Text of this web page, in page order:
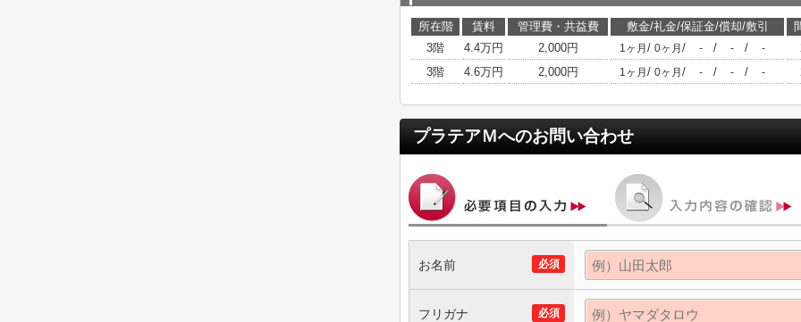
所在階 賃料 管理費・共益費 敷金/礼金/保証金/償却/敷引
3階
4.4万円 2,000円 1ヶ月 / 0ヶ月 / - / - / -
3階
4.6万円 2,000円 1ヶ月 / 0ヶ月 / - / - / -
プラテアＭへのお問い合わせ
必須
お名前
必須
フリガナ